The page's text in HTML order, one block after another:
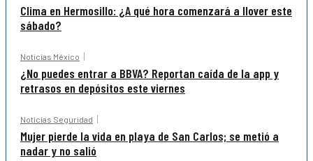
Clima en Hermosillo: ¿A qué hora comenzará a llover este
sábado?
Noticias México
¿No puedes entrar a BBVA? Reportan caída de la app y
retrasos en depósitos este viernes
Noticias Seguridad
Mujer pierde la vida en playa de San Carlos; se metió a
nadar y no salió